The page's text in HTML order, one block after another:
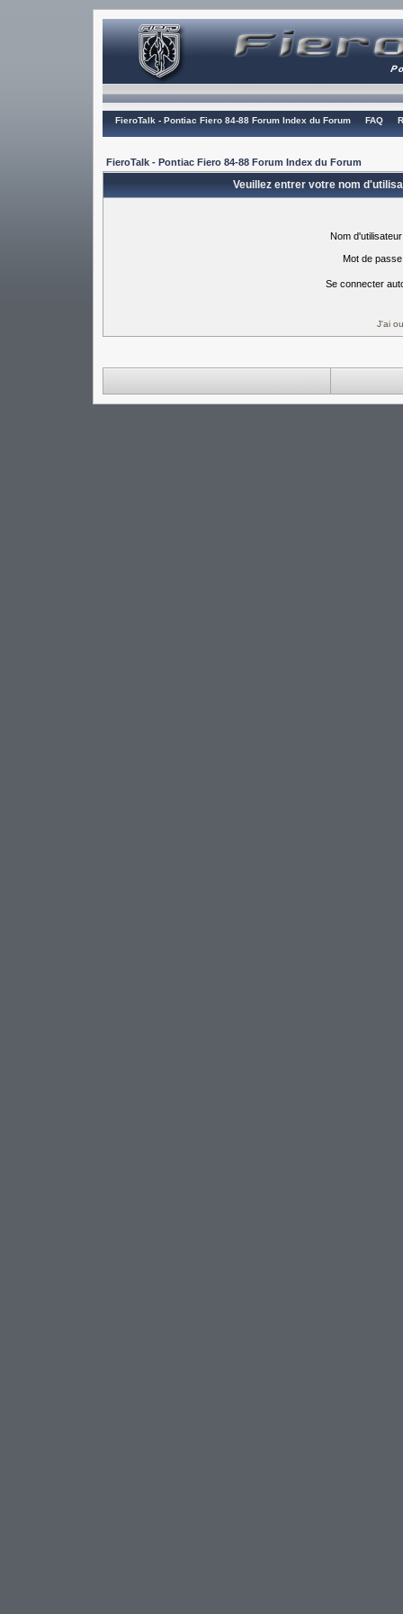
FieroTalk - Pontiac Fiero 84-88 Forum Index du Forum FAQ
FieroTalk - Pontiac Fiero 84-88 Forum Index du Forum
Veuillez entrer votre nom
Nom
Mot de
Se connecter
J'ai